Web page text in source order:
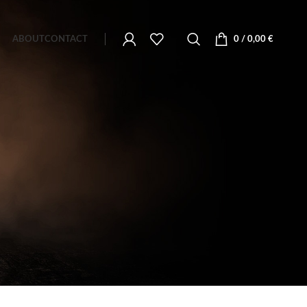
ABOUT CONTACT 0 / 0,00€